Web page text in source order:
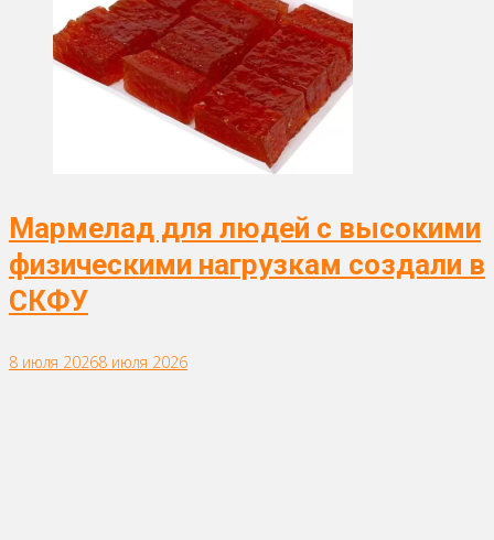
Мармелад для людей с высокими
физическими нагрузкам создали в
СКФУ
8 июля 20268 июля 2026